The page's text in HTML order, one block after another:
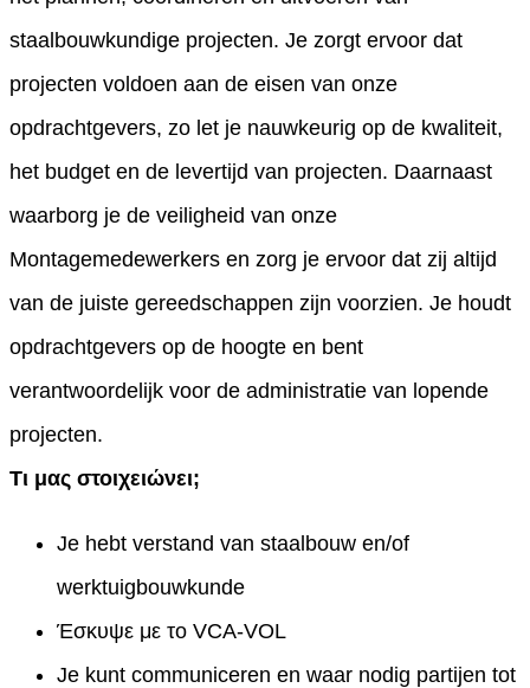
staalbouwkundige projecten. Je zorgt ervoor dat
projecten voldoen aan de eisen van onze
opdrachtgevers, zo let je nauwkeurig op de kwaliteit,
het budget en de levertijd van projecten. Daarnaast
waarborg je de veiligheid van onze
Montagemedewerkers en zorg je ervoor dat zij altijd
van de juiste gereedschappen zijn voorzien. Je houdt
opdrachtgevers op de hoogte en bent
verantwoordelijk voor de administratie van lopende
projecten.
Τι μας στοιχειώνει;
Je hebt verstand van staalbouw en/of
werktuigbouwkunde
Έσκυψε με το VCA-VOL
Je kunt communiceren en waar nodig partijen tot